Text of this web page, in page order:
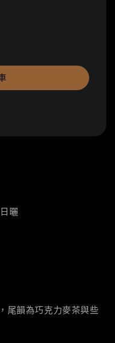
曬
尾韻為巧克力麥茶與些